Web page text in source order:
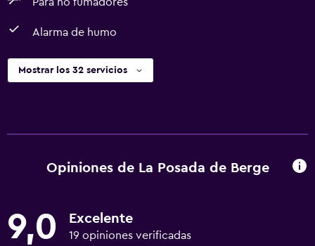
Alarma de humo
Mostrar los 32 servicios
Opiniones de La Posada de Berge
9,0 Excelente
19 opiniones verificadas